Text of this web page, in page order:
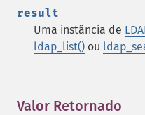
result
Uma instância de
ldap_list() ou
Valor Retornado